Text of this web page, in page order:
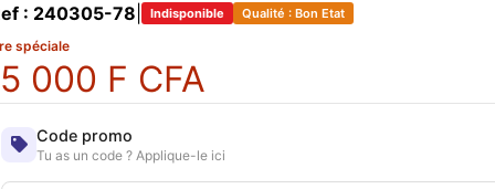
: 240305-78 Indisponible Qualité : Bon Etat
spéciale
000 F CFA
Code promo
Tu as un code ? Applique-le ici